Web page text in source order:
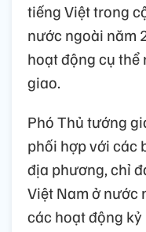
tiếng Việt trong
nước ngoài năm
hoạt động cụ thể
giao.
Phó Thủ tướng
phối hợp với các
địa phương, chỉ
Việt Nam ở nước
các hoạt động